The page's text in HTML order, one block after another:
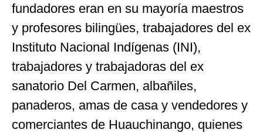
fundadores eran en su mayoría maestros
y profesores bilingües, trabajadores del ex
Instituto Nacional Indígenas (INI),
trabajadores y trabajadoras del ex
sanatorio Del Carmen, albañiles,
panaderos, amas de casa y vendedores y
comerciantes de Huauchinango, quienes